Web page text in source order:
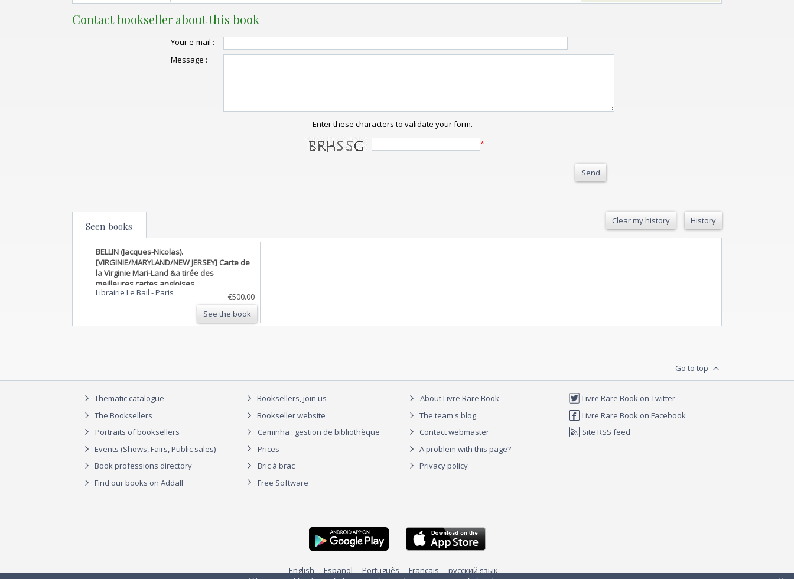
Contact bookseller about this book
Your e-mail :
Message :
Enter these characters to validate your form.
*
Send
Seen books Clear my history History
BELLIN (Jacques-Nicolas).
[VIRGINIE/MARYLAND/NEW JERSEY] Carte de
la Virginie Mari-Land &a tirée des
meilleures cartes angloises.
Librairie Le Bail -Paris
€500.00
See the book
Go to top
Thematic catalogue
The Booksellers
Portraits of booksellers
Events (Shows, Fairs, Public sales)
Book professions directory
Find our books on Addall
Booksellers, join us
Bookseller website
Caminha : gestion de bibliothèque
Prices
Bric à brac
Free Software
About Livre Rare Book
The team's blog
Contact webmaster
A problem with this page?
Privacy policy
Livre Rare Book on Twitter
Livre Rare Book on Facebook
Site RSS feed
English Español Português Français русский язык